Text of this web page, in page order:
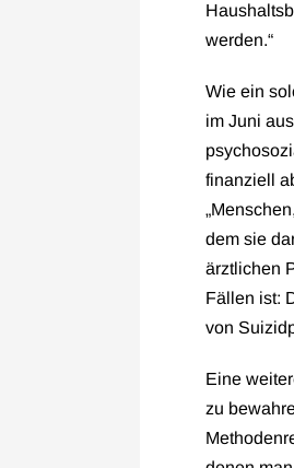
werden.“
Wie ein
im Juni
finanziell
dem sie
ärztlichen
Fällen ist:
von
Eine
zu